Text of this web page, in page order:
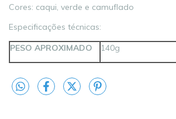
Cores: caqui, verde e camuflado
Especificações técnicas:
PESO APROXIMADO
140g